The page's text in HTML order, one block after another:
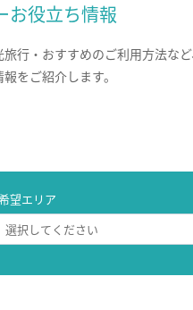
お役立ち情報
行・おすすめのご利用方法な
をご紹介します。
望エリア